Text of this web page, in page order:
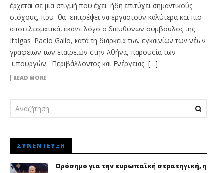
έρχεται σε μια στιγμή που έχει ήδη επιτύχει σημαντικούς
στόχους, που θα επιτρέψει να εργαστούν καλύτερα και πιο
αποτελεσματικά, έκανε λόγο ο διευθύνων σύμβουλος της
Italgas Paolo Gallo, κατά τη διάρκεια των εγκαινίων των νέων
γραφείων των εταιρειών στην Αθήνα, παρουσία των
υπουργών Περιβάλλοντος και Ενέργειας […]
READ MORE
ΣΥΝΈΝΤΕΥΞΗ
Ορόσημο για την ευρωπαϊκή στρατηγική, η